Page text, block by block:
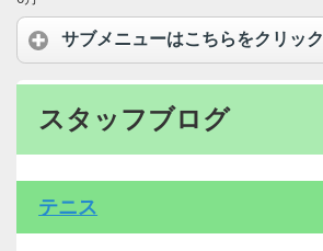
サブメニューはこちらをクリック
スタッフブログ
テニス